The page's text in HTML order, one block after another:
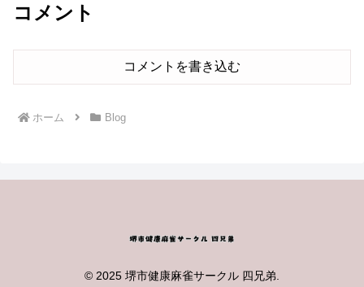
コメント
コメントを書き込む
ホーム Blog
© 2025 堺市健康麻雀サークル 四兄弟.